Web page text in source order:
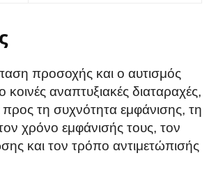
προσοχής και ο αυτισμός
κοινές αναπτυξιακές διαταραχές,
τη συχνότητα εμφάνισης, τη
χρόνο εμφάνισής τους, τον
και τον τρόπο αντιμετώπισής